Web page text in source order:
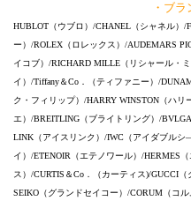
・ブラ
HUBLOT（ウブロ）/CHANEL（シャネル）
ー）/ROLEX（ロレックス）/AUDEMARS
イコブ）/RICHARD MILLE（リシャール・
イ）/Tiffany＆Co．（ティファニー）/
ク・フィリップ）/HARRY WINSTON（ハリ
エ）/BREITLING（ブライトリング）/
LINK（アイスリンク）/IWC（アイダブルシ
イ）/ETENOIR（エテノワール）/HERMES
ス）/CURTIS＆Co．（カーティス)/GUCCI
SEIKO（グランドセイコー）/CORUM（コル